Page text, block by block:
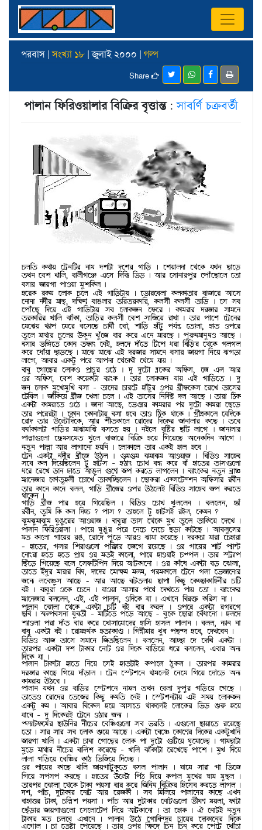
পরবাস |সংখ্যা ১৮ | জুলাই ২০০০ | গল্প
Share
পালান ফিরিওয়ালার বিক্রির বৃত্তান্ত:সাবর্ণি চক্রবর্তী